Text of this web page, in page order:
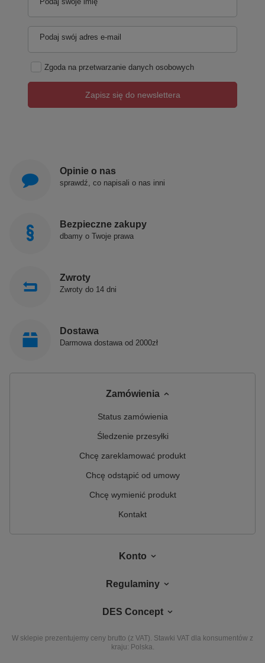
Podaj swój adres e-mail
Zgoda na przetwarzanie danych osobowych
Zapisz się do newslettera
Opinie o nas
sprawdź, co napisali o nas inni
Bezpieczne zakupy
dbamy o Twoje prawa
Zwroty
Zwroty do 14 dni
Dostawa
Darmowa dostawa od 2000zł
Zamówienia
Status zamówienia
Śledzenie przesyłki
Chcę zareklamować produkt
Chcę odstąpić od umowy
Chcę wymienić produkt
Kontakt
Konto
Regulaminy
DES Concept
W sklepie prezentujemy ceny brutto (z VAT). Stawki VAT dla konsumentów z
kraju: Polska.